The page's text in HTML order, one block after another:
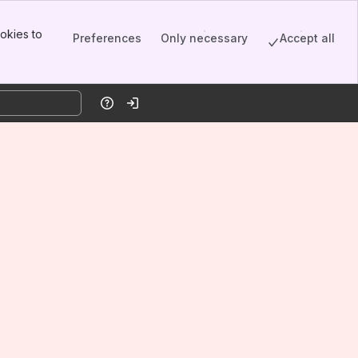
to
Preferences Only necessary Accept all
HelpLog in